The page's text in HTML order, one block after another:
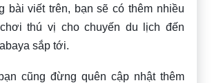
bài viết trên, bạn sẽ có thêm nhiều
thú vị cho chuyến du lịch đến
sắp tới.
cũng đừng quên cập nhật thêm